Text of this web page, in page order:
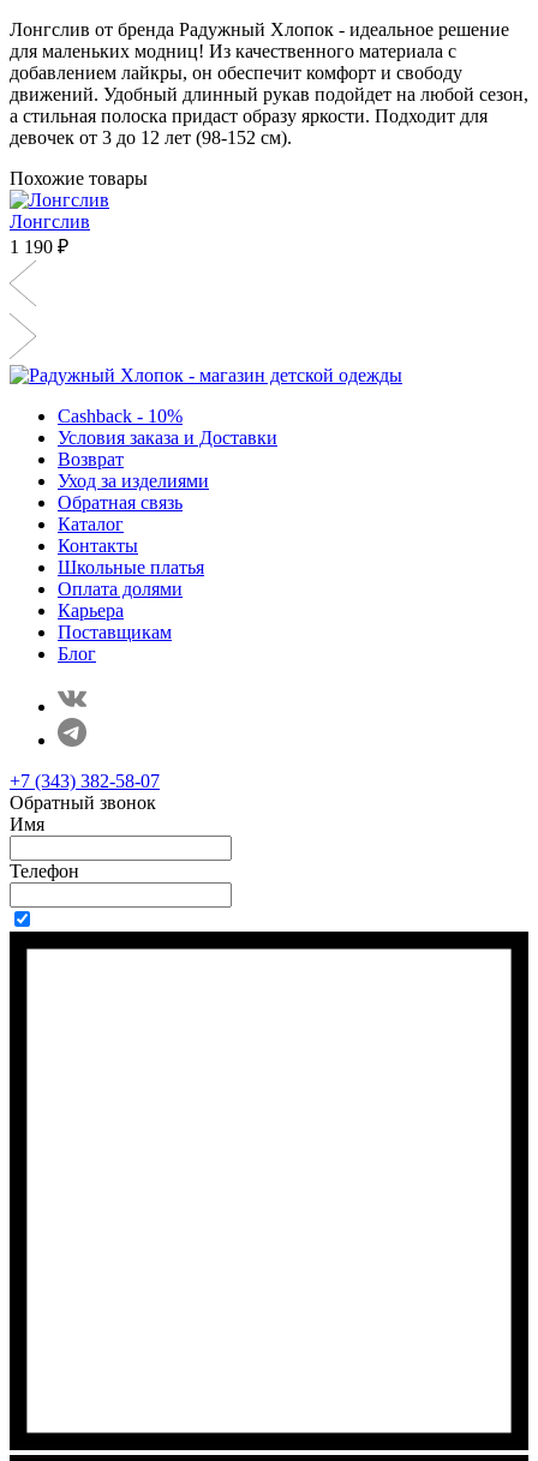
Лонгслив от бренда Радужный Хлопок - идеальное решение
для маленьких модниц! Из качественного материала с
добавлением лайкры, он обеспечит комфорт и свободу
движений. Удобный длинный рукав подойдет на любой сезон,
а стильная полоска придаст образу яркости. Подходит для
девочек от 3 до 12 лет (98-152 см).
Похожие товары
Лонгслив
1 190 ₽
Cashback - 10%
Условия заказа и Доставки
Возврат
Уход за изделиями
Обратная связь
Каталог
Контакты
Школьные платья
Оплата долями
Карьера
Поставщикам
Блог
+7 (343) 382-58-07
Обратный звонок
Имя
Телефон